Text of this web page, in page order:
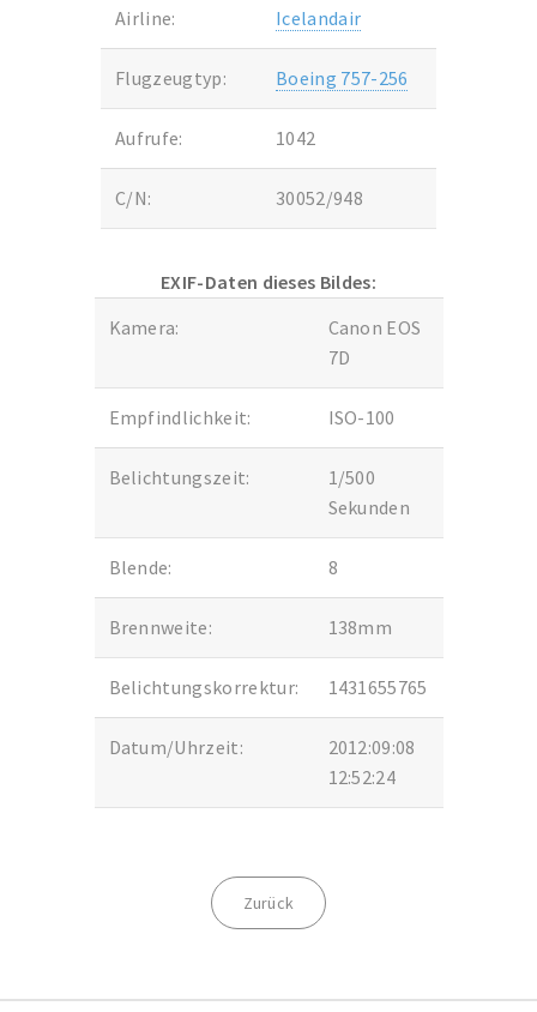
Airline: Icelandair
Flugzeugtyp: Boeing 757-256
Aufrufe: 1042
C/N: 30052/948
EXIF-Daten dieses Bildes:
Kamera:
Canon EOS
7D
Empfindlichkeit: ISO-100
Belichtungszeit:
1/500
Sekunden
Blende: 8
Brennweite: 138mm
Belichtungskorrektur: 1431655765
Datum/Uhrzeit:
2012:09:08
12:52:24
Zurück